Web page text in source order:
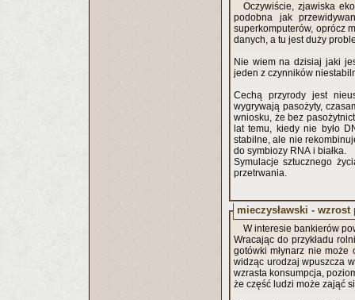
Oczywiście, zjawiska
podobna jak
superkomputerów, oprócz
danych, a tu jest duży
Nie wiem na dzisiaj jaki
jeden z czynników
Cechą przyrody jest
wygrywają pasożyty,
wniosku, że bez
lat temu, kiedy nie było
stabilne, ale nie
do symbiozy RNA i białka.
Symulacje sztucznego
przetrwania.
mieczysławski - wzrost
W interesie bankierów
Wracając do przykładu
gotówki młynarz nie
widząc urodzaj wpuszcza
wzrasta konsumpcja,
że część ludzi może zająć